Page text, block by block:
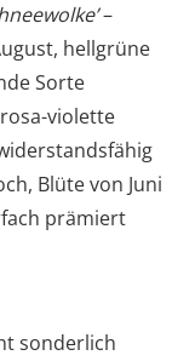
–
hellgrüne
Sorte
violette
Blüte von Juni
prämiert
sonderlich